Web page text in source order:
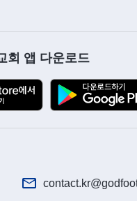
상적이다. 어째서 비
성품이 있는 사람, 특
두 자신을 위해 이익
를 생각해 주면서 만족
. 그렇기에 이러한 현상
다. “자신에게는 엄
덕행에 관한 말은 사
부합하지 않는 요구
회 앱 다운로드